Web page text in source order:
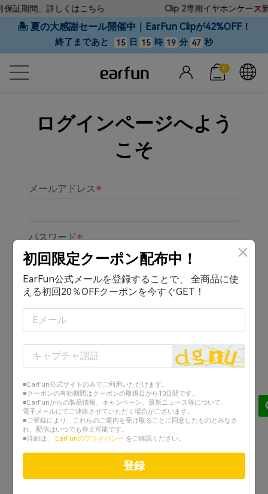
証期間、詳しくはこちら Clip 2専用イヤホンケース
🏝 夏の大感謝セール開催中｜EarFun Clipが42%OFF！
終了まであと 15 日 15 時 19 分 47 秒
0
ログインページへよう
こそ
メールアドレス
パスワード
ログイン状態を保持する
ログイン
または
アカウントを作成する
Googleでログイン
Facebookでログイン
初回限定クーポン配布中！
EarFun公式メールを登録することで、 全商品に使
える初回20％OFFクーポンを今すぐGET！
■EarFun公式サイトのみでご利用いただけます。
■クーポンの有効期間はクーポンの取得日から10日間です。
■EarFunからの製品情報、キャンペーン、最新ニュース等について、
電子メールにてご連絡させていただく場合がございます。
■ご登録により、これらのご案内を受け取ることに同意したものとみなさ
れ、配信はいつでも停止可能です。
■詳細は、 EarFunのプライバシー をご確認ください。
登録